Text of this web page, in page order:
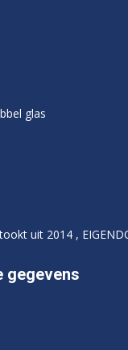
glas
uit 2014 ,
gegevens